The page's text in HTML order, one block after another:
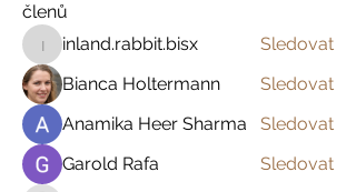
členů
inland.rabbit.bisx
inland.rabbit.bisx
Sledovat
Bianca Holtermann
Sledovat
Anamika Heer Sharma
Sledovat
Garold Rafa
Sledovat